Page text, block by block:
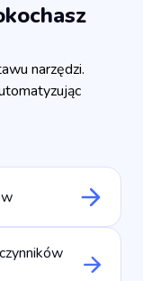
narzędzi.